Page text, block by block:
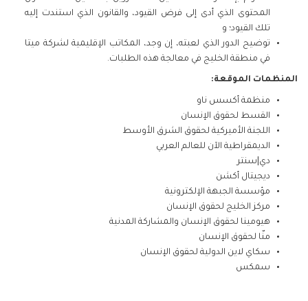
المحتوى الذي أدى إلى فرض القيود، والقانون الذي استندت إليه
تلك القيود؛ و
توضيح الدور الذي لعبته، إن وجد، المكاتب الإقليمية لشركة ميتا
في منطقة الخليج في معالجة هذه الطلبات.
المنظمات الموقعة:
منظمة أكسس ناو
القسط لحقوق الإنسان
اللجنة الأميركية لحقوق الشرق الأوسط
الديمقراطية الآن للعالم العربي
دي|سنتر
ديجيتال أكشن
مؤسسة الجبهة الإلكترونية
مركز الخليج لحقوق الإنسان
هيومينا لحقوق الإنسان والمشاركة المدنية
منّا لحقوق الإنسان
سكاي لاين الدولية لحقوق الإنسان
سمكس